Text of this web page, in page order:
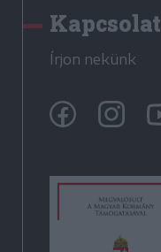
Kapcsolat
Írjon nekünk